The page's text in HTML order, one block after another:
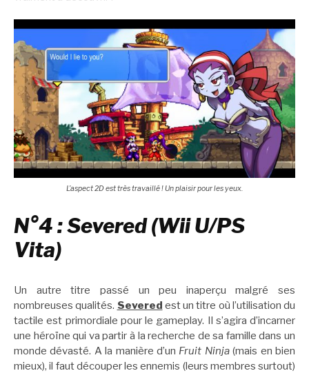
L’aspect 2D est très travaillé ! Un plaisir pour les yeux.
N°4 : Severed (Wii U/PS
Vita)
Un autre titre passé un peu inaperçu malgré ses
nombreuses qualités. Severed est un titre où l’utilisation du
tactile est primordiale pour le gameplay. Il s’agira d’incarner
une héroïne qui va partir à la recherche de sa famille dans un
monde dévasté. A la manière d’un Fruit Ninja(mais en bien
mieux), il faut découper les ennemis (leurs membres surtout)